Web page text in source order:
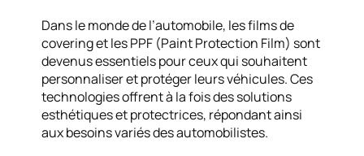
Dans le monde de l’automobile, les films de
covering et les PPF (Paint Protection Film) sont
devenus essentiels pour ceux qui souhaitent
personnaliser et protéger leurs véhicules. Ces
technologies offrent à la fois des solutions
esthétiques et protectrices, répondant ainsi
aux besoins variés des automobilistes.